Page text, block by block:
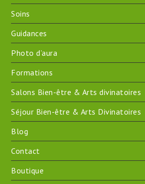
Soins
Guidances
Photo d’aura
Formations
Salons Bien-être & Arts divinatoires
Séjour Bien-être & Arts Divinatoires
Blog
Contact
Boutique